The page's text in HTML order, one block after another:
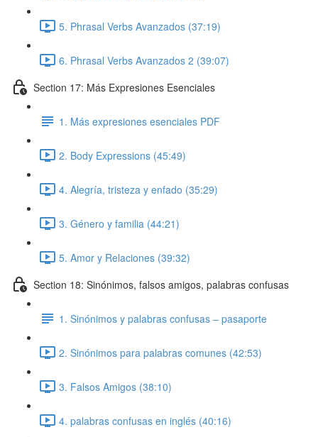
5. Phrasal Verbs Avanzados (37:19)
6. Phrasal Verbs Avanzados 2 (39:07)
Section 17: Más Expresiones Esenciales
1. Más expresiones esenciales PDF
2. Body Expressions (45:49)
4. Alegría, tristeza y enfado (35:29)
3. Género y familia (44:21)
5. Amor y Relaciones (39:32)
Section 18: Sinónimos, falsos amigos, palabras confusas
1. Sinónimos y palabras confusas – pasaporte
2. Sinónimos para palabras comunes (42:53)
3. Falsos Amigos (38:10)
4. palabras confusas en inglés (40:16)